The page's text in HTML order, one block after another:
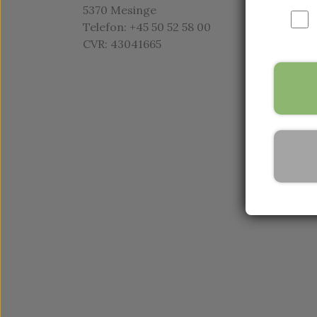
5370 Mesinge
Telefon: +45 50 52 58 00
CVR: 43041665